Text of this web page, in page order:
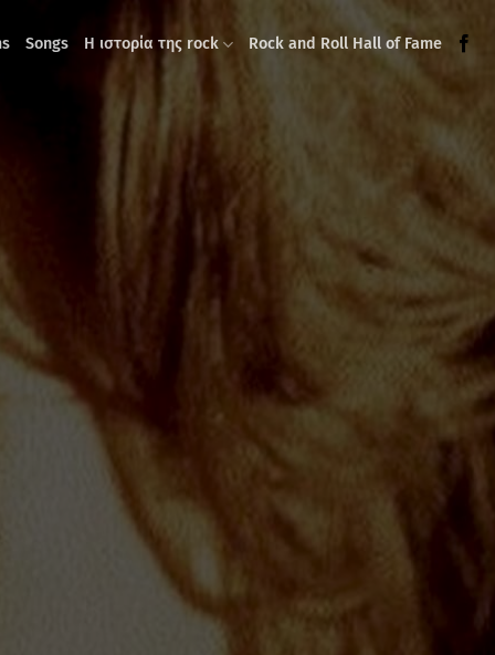
Songs Η ιστορία της rock Rock and Roll Hall of Fame